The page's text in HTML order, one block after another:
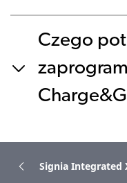
Czego
Signia Integrated